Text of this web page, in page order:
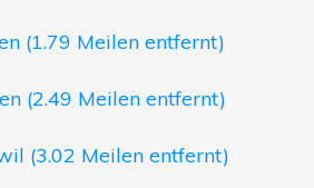
(1.79 Meilen entfernt)
(2.49 Meilen entfernt)
(3.02 Meilen entfernt)